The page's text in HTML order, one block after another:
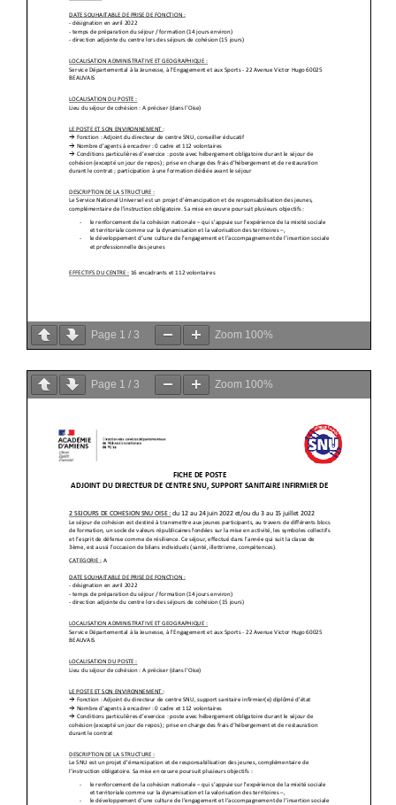
Page 1 / 3 Zoom 100%
Page 1 / 3 Zoom 100%